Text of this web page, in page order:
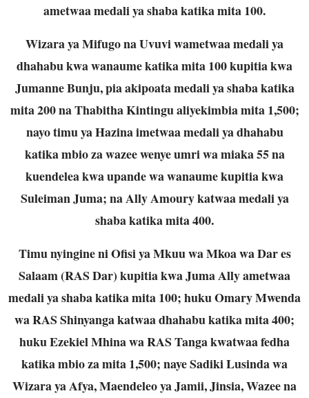
ametwaa medali ya shaba katika mita 100.
Wizara ya Mifugo na Uvuvi wametwaa medali ya
dhahabu kwa wanaume katika mita 100 kupitia kwa
Jumanne Bunju, pia akipoata medali ya shaba katika
mita 200 na Thabitha Kintingu aliyekimbia mita 1,500;
nayo timu ya Hazina imetwaa medali ya dhahabu
katika mbio za wazee wenye umri wa miaka 55 na
kuendelea kwa upande wa wanaume kupitia kwa
Suleiman Juma; na Ally Amoury katwaa medali ya
shaba katika mita 400.
Timu nyingine ni Ofisi ya Mkuu wa Mkoa wa Dar es
Salaam (RAS Dar) kupitia kwa Juma Ally ametwaa
medali ya shaba katika mita 100; huku Omary Mwenda
wa RAS Shinyanga katwaa dhahabu katika mita 400;
huku Ezekiel Mhina wa RAS Tanga kwatwaa fedha
katika mbio za mita 1,500; naye Sadiki Lusinda wa
Wizara ya Afya, Maendeleo ya Jamii, Jinsia, Wazee na